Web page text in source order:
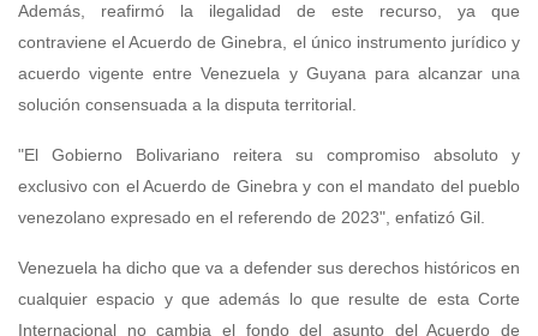
Además, reafirmó la ilegalidad de este recurso, ya que
contraviene el Acuerdo de Ginebra, el único instrumento jurídico y
acuerdo vigente entre Venezuela y Guyana para alcanzar una
solución consensuada a la disputa territorial.
"El Gobierno Bolivariano reitera su compromiso absoluto y
exclusivo con el Acuerdo de Ginebra y con el mandato del pueblo
venezolano expresado en el referendo de 2023", enfatizó Gil.
Venezuela ha dicho que va a defender sus derechos históricos en
cualquier espacio y que además lo que resulte de esta Corte
Internacional no cambia el fondo del asunto del Acuerdo de